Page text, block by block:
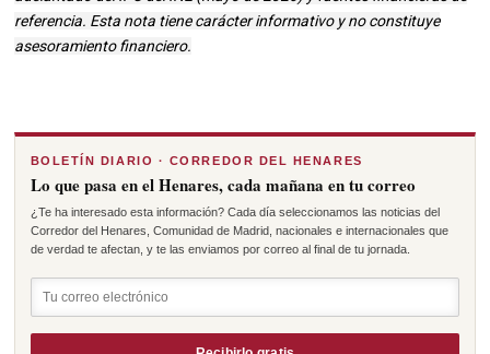
referencia. Esta nota tiene carácter informativo y no constituye
asesoramiento financiero.
BOLETÍN DIARIO · CORREDOR DEL HENARES
Lo que pasa en el Henares, cada mañana en tu correo
¿Te ha interesado esta información? Cada día seleccionamos las noticias del
Corredor del Henares, Comunidad de Madrid, nacionales e internacionales que
de verdad te afectan, y te las enviamos por correo al final de tu jornada.